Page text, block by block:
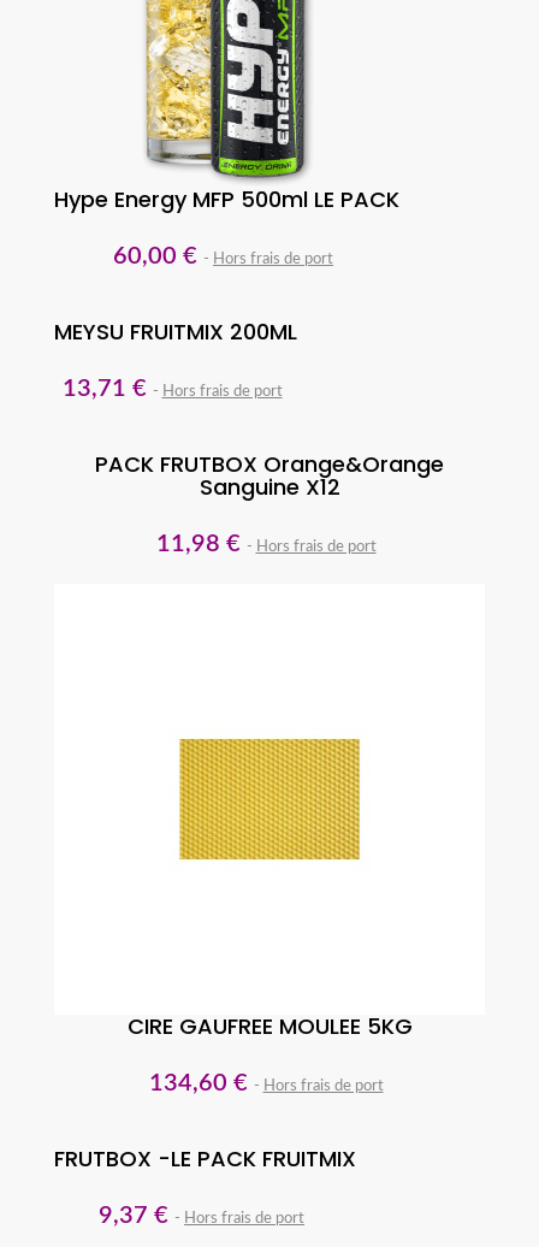
Hype Energy MFP 500ml LE PACK
60,00 € Hors frais de port
MEYSU FRUITMIX 200ML
13,71 € Hors frais de port
PACK FRUTBOX Orange&Orange
Sanguine X12
11,98 € Hors frais de port
CIRE GAUFREE MOULEE 5KG
134,60 € Hors frais de port
FRUTBOX -LE PACK FRUITMIX
9,37 € Hors frais de port